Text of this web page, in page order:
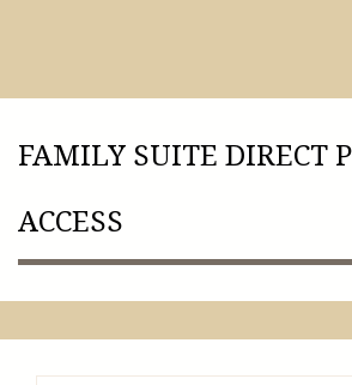
FAMILY SUITE DIRECT
ACCESS